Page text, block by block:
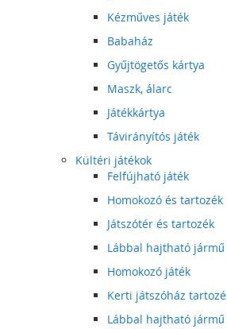
Kézműves játék
Babaház
Gyűjtögetős kártya
Maszk, álarc
Játékkártya
Távirányítós játék
Kültéri játékok
Felfújható játék
Homokozó és tartozék
Játszótér és tartozék
Lábbal hajtható jármű
Homokozó játék
Kerti játszóház
Lábbal hajtható